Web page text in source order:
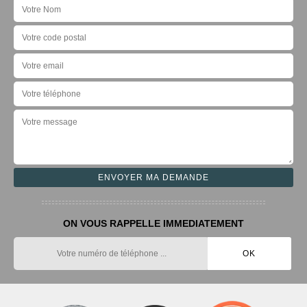
ON VOUS RAPPELLE IMMEDIATEMENT